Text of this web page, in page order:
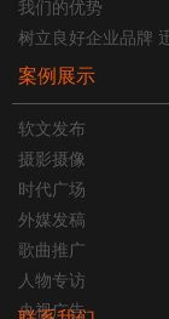
我们的优势
树立良好企业品牌
案例展示
软文发布
摄影摄像
时代广场
外媒发稿
歌曲推广
人物专访
央视广告